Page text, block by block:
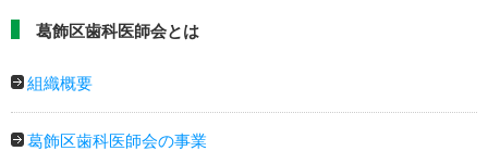
葛飾区歯科医師会とは
組織概要
葛飾区歯科医師会の事業